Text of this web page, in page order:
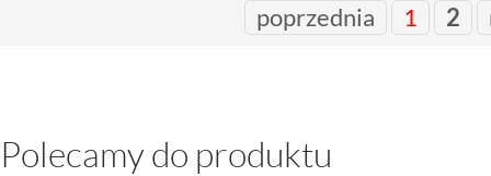
poprzednia 1 2
Polecamy do produktu